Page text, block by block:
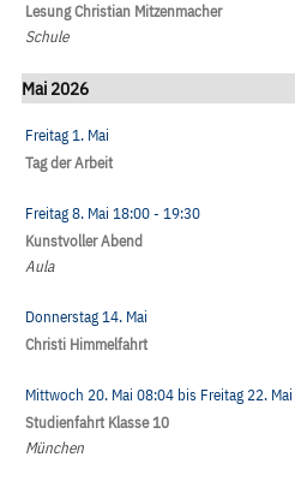
Lesung Christian Mitzenmacher
Schule
Mai 2026
Freitag 1. Mai
Tag der Arbeit
Freitag 8. Mai 18:00- 19:30
Kunstvoller Abend
Aula
Donnerstag 14. Mai
Christi Himmelfahrt
Mittwoch 20. Mai 08:04 bis Freitag 22. Mai
Studienfahrt Klasse 10
München